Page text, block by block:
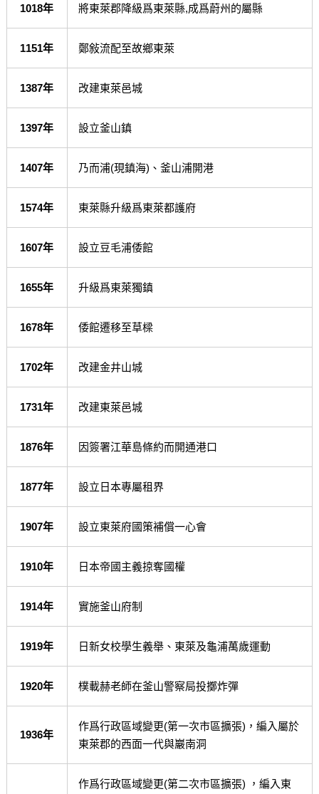
1018年 將東萊郡降級爲東萊縣,成爲蔚州的屬縣
1151年 鄭敍流配至故鄉東萊
1387年 改建東萊邑城
1397年 設立釜山鎮
1407年 乃而浦(現鎮海)、釜山浦開港
1574年 東萊縣升級爲東萊都護府
1607年 設立豆毛浦倭館
1655年 升級爲東萊獨鎮
1678年 倭館遷移至草樑
1702年 改建金井山城
1731年 改建東萊邑城
1876年 因簽署江華島條約而開通港口
1877年 設立日本專屬租界
1907年 設立東萊府國策補償一心會
1910年 日本帝國主義掠奪國權
1914年 實施釜山府制
1919年 日新女校學生義舉、東萊及龜浦萬歲運動
1920年 樸載赫老師在釜山警察局投擲炸彈
1936年
作爲行政區域變更(第一次市區擴張)，編入屬於
東萊郡的西面一代與巖南洞
作爲行政區域變更(第二次市區擴張) ，編入東